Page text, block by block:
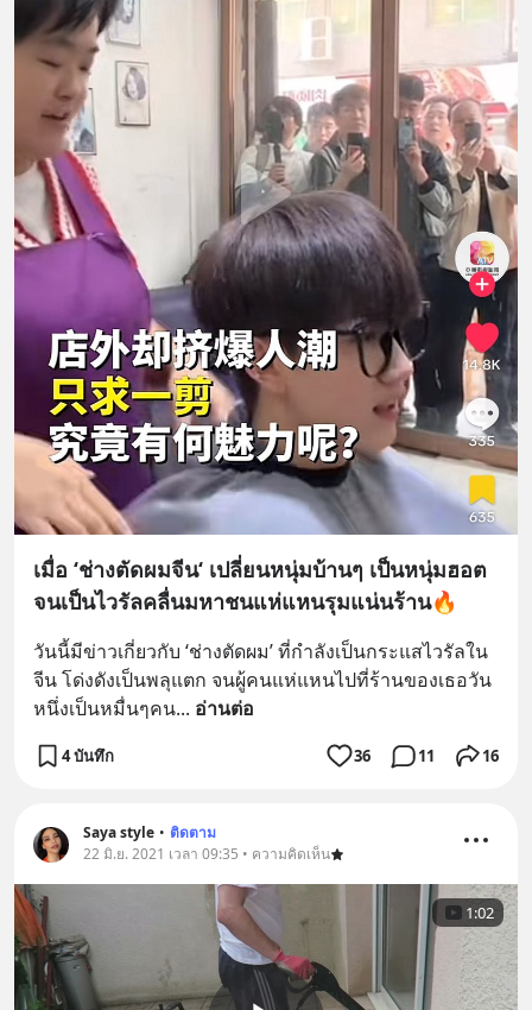
เมื่อ ‘ช่างตัดผมจีน‘ เปลี่ยนหนุ่มบ้านๆ เป็นหนุ่มฮอต
จนเป็นไวรัลคลื่นมหาชนแห่แหนรุมแน่นร้าน🔥
วันนี้มีข่าวเกี่ยวกับ ‘ช่างตัดผม’ ที่กำลังเป็นกระแสไวรัลใน
จีน โด่งดังเป็นพลุแตก จนผู้คนแห่แหนไปที่ร้านของเธอวัน
หนึ่งเป็นหมื่นๆคน... อ่านต่อ
4 บันทึก 36 11 16
Saya style • ติดตาม
22 มิ.ย. 2021 เวลา 09:35 • ความคิดเห็น
1:02